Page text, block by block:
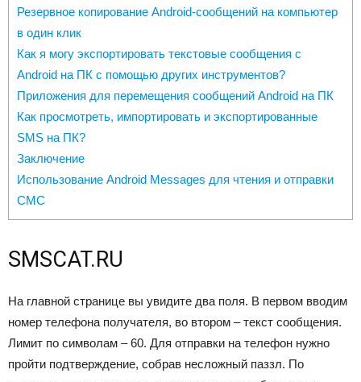
Резервное копирование Android-сообщений на компьютер
в один клик
Как я могу экспортировать текстовые сообщения с
Android на ПК с помощью других инструментов?
Приложения для перемещения сообщений Android на ПК
Как просмотреть, импортировать и экспортированные
SMS на ПК?
Заключение
Использование Android Messages для чтения и отправки
СМС
SMSCAT.RU
На главной странице вы увидите два поля. В первом вводим
номер телефона получателя, во втором – текст сообщения.
Лимит по символам – 60. Для отправки на телефон нужно
пройти подтверждение, собрав несложный паззл. По